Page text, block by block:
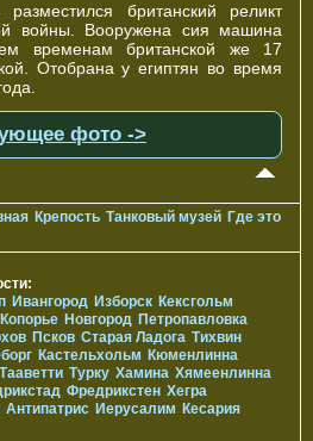
британский реликт
войны. Вооружена сия машина
временам британской же 17
Отобрана у египтян во время
фото ->
Крепость Танковый музей Где это
Ивангород Изборск Кексгольм
Копорье Новгород Петропавловка
Псков Старая Ладога Тихвин
Кастельхольм Кюменлинна
Тааветти Турку Хамина Хямеенлинна
Фредрикстен Хегра
Антипатрис Иерусалим Кесария